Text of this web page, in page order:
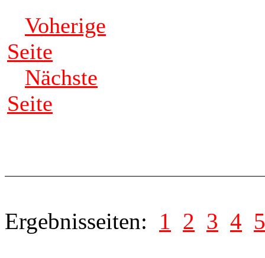
Voherige
Seite
Nächste
Seite
Ergebnisseiten: 1 2 3 4 5